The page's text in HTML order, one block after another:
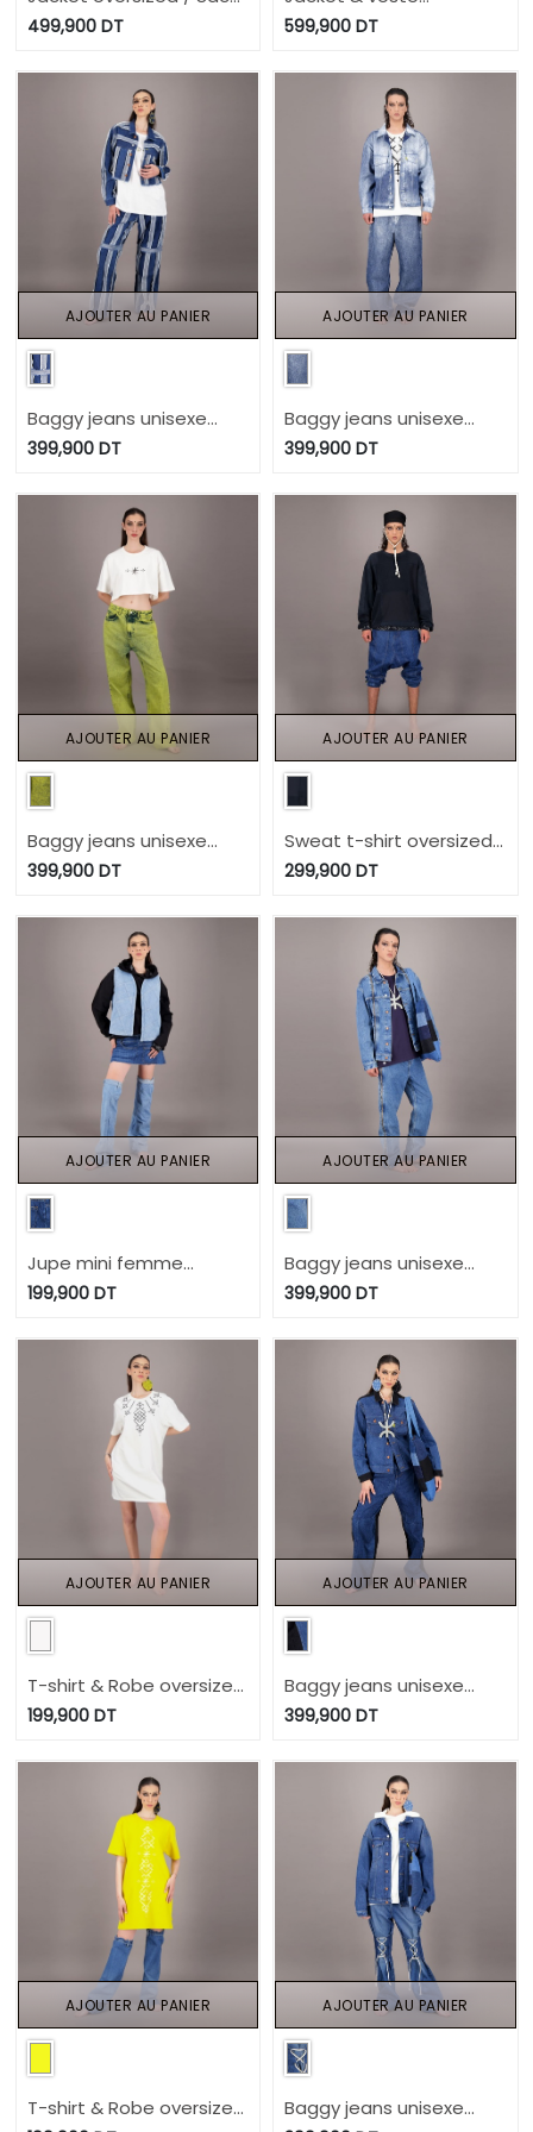
unisexe en jeans Modular
2024
499,900DT
oversized unisexe en
599,900 DT
Baggy jeans unisexe
UPCYCLING METHODS -
2024
399,900DT
AJOUTER AU PANIER
Baggy jeans unisexe
Heavy Used Effect -
2024
399,900 DT
AJOUTER AU PANIER
Baggy jeans unisexe
Heavy Used Effect -
2024
399,900DT
AJOUTER AU PANIER
Sweat t-shirt oversized
unisexe IMPRIME BERBERE
TUNIS FASHION WEEK
299,900 DT
AJOUTER AU PANIER
Jupe mini femme
UPCYCLING METHODS -
2024
199,900DT
AJOUTER AU PANIER
Baggy jeans unisexe
Modular - TUNIS FASHION
399,900 DT
AJOUTER AU PANIER
T-shirt & Robe oversized
unisexe Modular MOTIF
LASER - TUNIS FASHION
199,900DT
AJOUTER AU PANIER
Baggy jeans unisexe
UPCYCLING METHODS -
2024
399,900 DT
AJOUTER AU PANIER
T-shirt & Robe oversized
AJOUTER AU PANIER
Baggy jeans unisexe
AJOUTER AU PANIER